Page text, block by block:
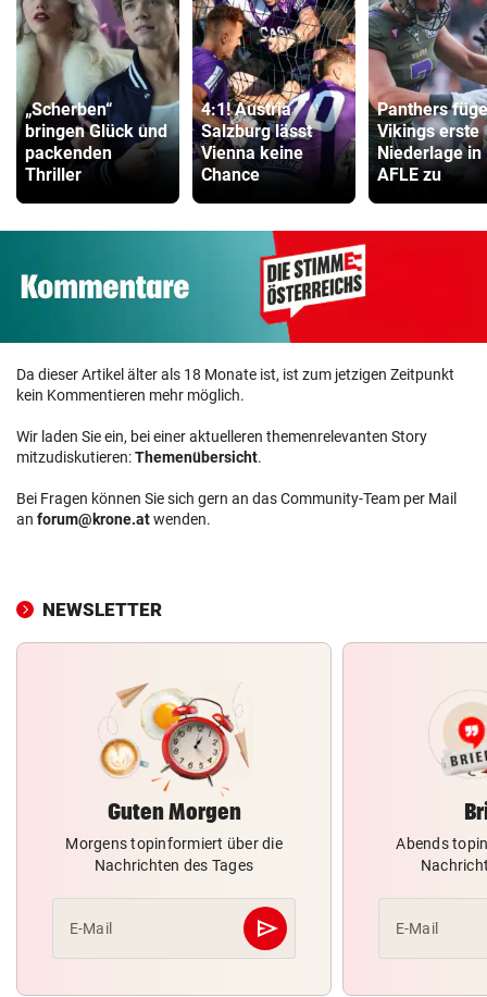
„Scherben“
bringen Glück und
packenden
Thriller
4:1! Austria
Salzburg lässt
Vienna keine
Chance
Panthers
Vikings erste
Niederlage in
AFLE zu
Da dieser Artikel älter als 18 Monate ist, ist zum jetzigen Zeitpunkt
kein Kommentieren mehr möglich.
Wir laden Sie ein, bei einer aktuelleren themenrelevanten Story
mitzudiskutieren:Themenübersicht.
Bei Fragen können Sie sich gern an das Community-Team per Mail
an forum@krone.atwenden.
NEWSLETTER
Guten Morgen
Morgens topinformiert über die
Nachrichten des Tages
E-Mail send
Abschicken
Abends
E-Mail